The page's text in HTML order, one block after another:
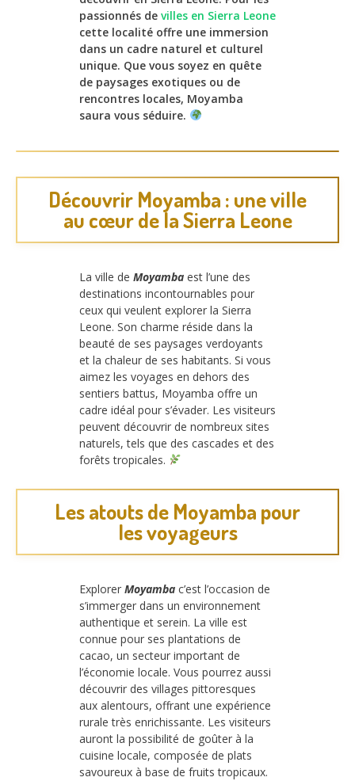
passionnés de villes en Sierra Leone
cette localité offre une immersion
dans un cadre naturel et culturel
unique. Que vous soyez en quête
de paysages exotiques ou de
rencontres locales, Moyamba
saura vous séduire.
Découvrir Moyamba : une ville
au cœur de la Sierra Leone
La ville de Moyamba est l’une des
destinations incontournables pour
ceux qui veulent explorer la Sierra
Leone. Son charme réside dans la
beauté de ses paysages verdoyants
et la chaleur de ses habitants. Si vous
aimez les voyages en dehors des
sentiers battus, Moyamba offre un
cadre idéal pour s’évader. Les visiteurs
peuvent découvrir de nombreux sites
naturels, tels que des cascades et des
forêts tropicales.
Les atouts de Moyamba pour
les voyageurs
Explorer Moyamba c’est l’occasion de
s’immerger dans un environnement
authentique et serein. La ville est
connue pour ses plantations de
cacao, un secteur important de
l’économie locale. Vous pourrez aussi
découvrir des villages pittoresques
aux alentours, offrant une expérience
rurale très enrichissante. Les visiteurs
auront la possibilité de goûter à la
cuisine locale, composée de plats
savoureux à base de fruits tropicaux.